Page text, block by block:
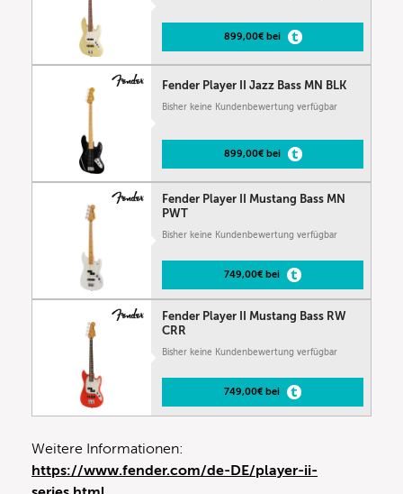
899,00€ bei
Fender Player II Jazz Bass MN BLK
Bisher keine Kundenbewertung verfügbar
899,00€ bei
Fender Player II Mustang Bass MN
PWT
Bisher keine Kundenbewertung verfügbar
749,00€ bei
Fender Player II Mustang Bass RW
CRR
Bisher keine Kundenbewertung verfügbar
749,00€ bei
Weitere Informationen:
https://www.fender.com/de-DE/player-ii-